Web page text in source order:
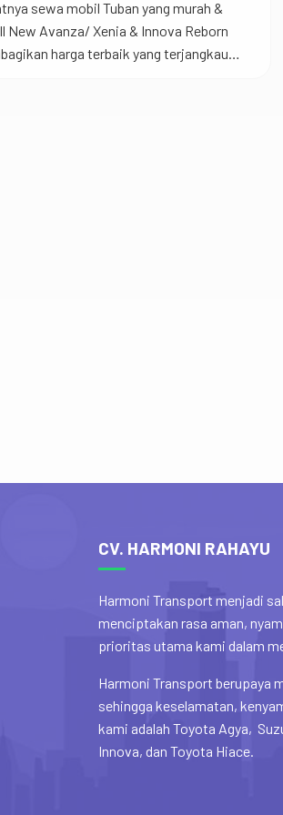
sewa mobil Tuban yang murah &
Avanza/ Xenia & Innova Reborn
harga terbaik yang terjangkau
CV. HARMONI RAHAYU
Harmoni Transport menjadi
menciptakan rasa aman,
prioritas utama kami dalam
Harmoni Transport berupaya
sehingga keselamatan,
kami adalah Toyota Agya,
Innova, dan Toyota Hiace.